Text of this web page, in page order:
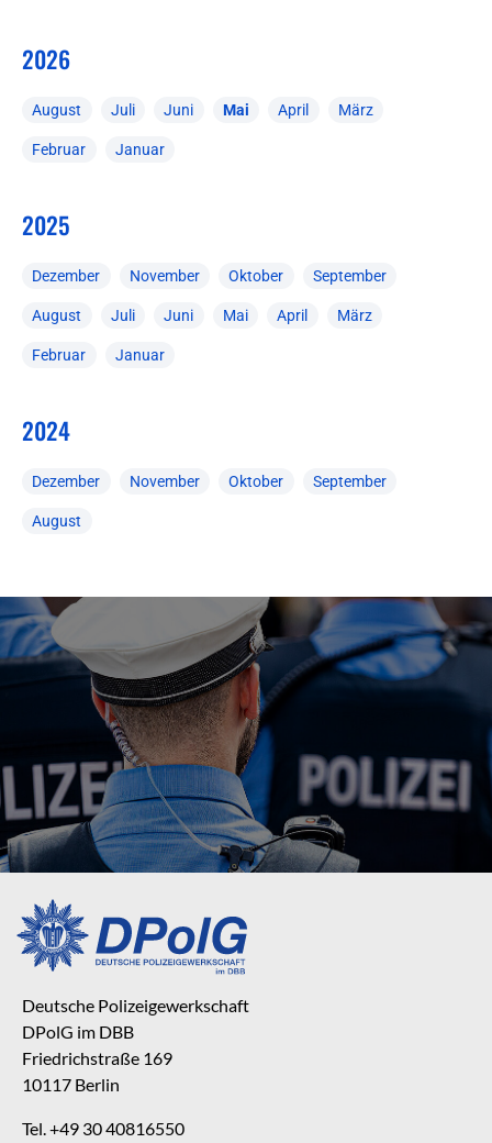
2026
August Juli Juni Mai April März
Februar Januar
2025
Dezember November Oktober September
August Juli Juni Mai April März
Februar Januar
2024
Dezember November Oktober September
August
Deutsche Polizeigewerkschaft
DPolG im DBB
Friedrichstraße 169
10117 Berlin
Tel. +49 30 40816550